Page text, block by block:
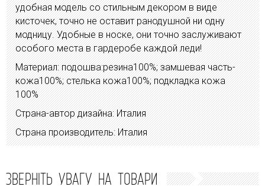
удобная модель со стильным декором в виде
кисточек, точно не оставит ранодушной ни одну
модницу. Удобные в носке, они точно заслуживают
особого места в гардеробе каждой леди!
Материал: подошва:резина100%; замшевая часть-
кожа100%; стелька кожа100%; подкладка кожа
100%
Страна-автор дизайна: Италия
Страна производитель: Италия
ЗВЕРНІТЬ УВАГУ НА ТОВАРИ